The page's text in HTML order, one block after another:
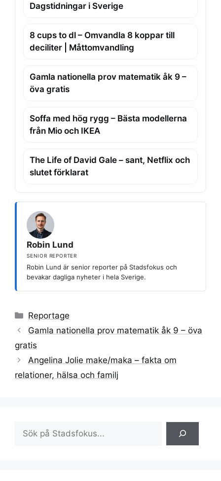
Dagstidningar i Sverige
8 cups to dl – Omvandla 8 koppar till
deciliter | Måttomvandling
Gamla nationella prov matematik åk 9 –
öva gratis
Soffa med hög rygg – Bästa modellerna
från Mio och IKEA
The Life of David Gale – sant, Netflix och
slutet förklarat
Robin Lund
SENIOR REPORTER
Robin Lund är senior reporter på Stadsfokus och
bevakar dagliga nyheter i hela Sverige.
Kategorier
Reportage
Gamla nationella prov matematik åk 9 – öva
gratis
Angelina Jolie make/maka – fakta om
relationer, hälsa och familj